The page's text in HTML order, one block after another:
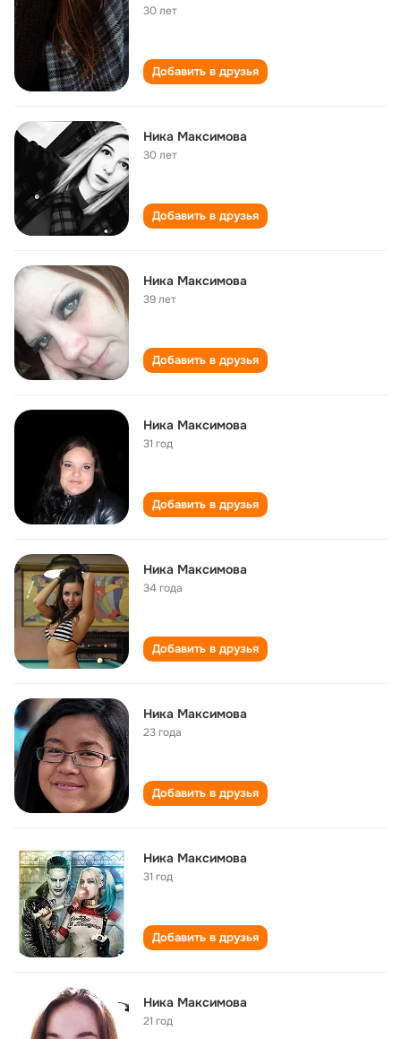
30 лет
Добавить в друзья
Ника Максимова
30 лет
Добавить в друзья
Ника Максимова
39 лет
Добавить в друзья
Ника Максимова
31 год
Добавить в друзья
Ника Максимова
34 года
Добавить в друзья
Ника Максимова
23 года
Добавить в друзья
Ника Максимова
31 год
Добавить в друзья
Ника Максимова
21 год